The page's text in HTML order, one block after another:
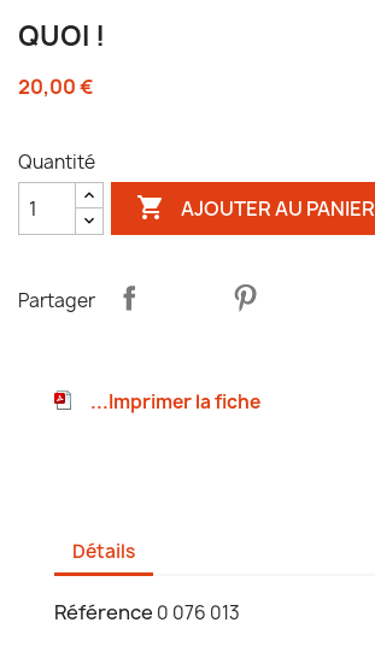
QUOI !
20,00 €
Quantité
 AJOUTER AU PANIER
Partager
...Imprimer la fiche
Détails
Référence 0 076 013